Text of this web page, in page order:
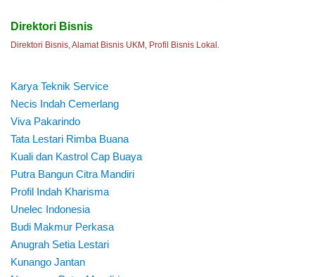
Direktori Bisnis
Direktori Bisnis, Alamat Bisnis UKM, Profil Bisnis Lokal.
Karya Teknik Service
Necis Indah Cemerlang
Viva Pakarindo
Tata Lestari Rimba Buana
Kuali dan Kastrol Cap Buaya
Putra Bangun Citra Mandiri
Profil Indah Kharisma
Unelec Indonesia
Budi Makmur Perkasa
Anugrah Setia Lestari
Kunango Jantan